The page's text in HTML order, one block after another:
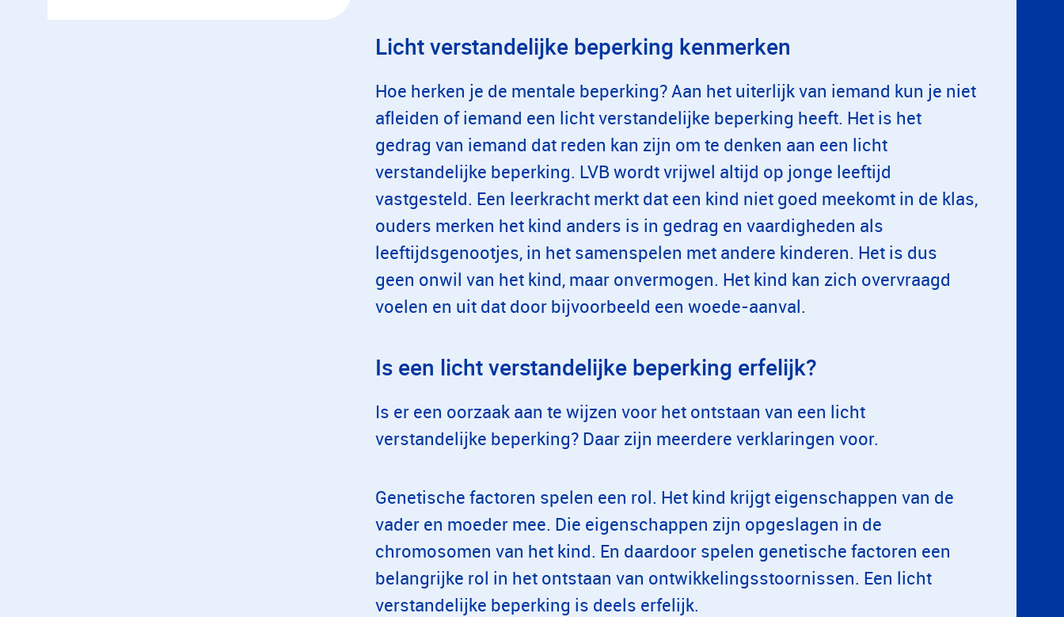
Licht verstandelijke beperking kenmerken
Hoe herken je de mentale beperking? Aan het uiterlijk van iemand kun je niet
afleiden of iemand een licht verstandelijke beperking heeft. Het is het
gedrag van iemand dat reden kan zijn om te denken aan een licht
verstandelijke beperking. LVB wordt vrijwel altijd op jonge leeftijd
vastgesteld. Een leerkracht merkt dat een kind niet goed meekomt in de klas,
ouders merken het kind anders is in gedrag en vaardigheden als
leeftijdsgenootjes, in het samenspelen met andere kinderen. Het is dus
geen onwil van het kind, maar onvermogen. Het kind kan zich overvraagd
voelen en uit dat door bijvoorbeeld een woede-aanval.
Is een licht verstandelijke beperking erfelijk?
Is er een oorzaak aan te wijzen voor het ontstaan van een licht
verstandelijke beperking? Daar zijn meerdere verklaringen voor.
Genetische factoren spelen een rol. Het kind krijgt eigenschappen van de
vader en moeder mee. Die eigenschappen zijn opgeslagen in de
chromosomen van het kind. En daardoor spelen genetische factoren een
belangrijke rol in het ontstaan van ontwikkelingsstoornissen. Een licht
verstandelijke beperking is deels erfelijk.